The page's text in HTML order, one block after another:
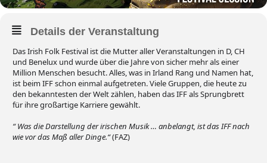
Details der Veranstaltung
Das Irish Folk Festival ist die Mutter aller Veranstaltungen in D, CH
und Benelux und wurde über die Jahre von sicher mehr als einer
Million Menschen besucht. Alles, was in Irland Rang und Namen hat,
ist beim IFF schon einmal aufgetreten. Viele Gruppen, die heute zu
den bekanntesten der Welt zählen, haben das IFF als Sprungbrett
für ihre großartige Karriere gewählt.
“ Was die Darstellung der irischen Musik … anbelangt, ist das IFF nach
wie vor das Maß aller Dinge.“(FAZ)